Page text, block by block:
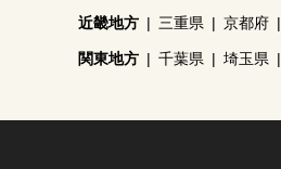
近畿地方 三重県 京都府
関東地方 千葉県 埼玉県